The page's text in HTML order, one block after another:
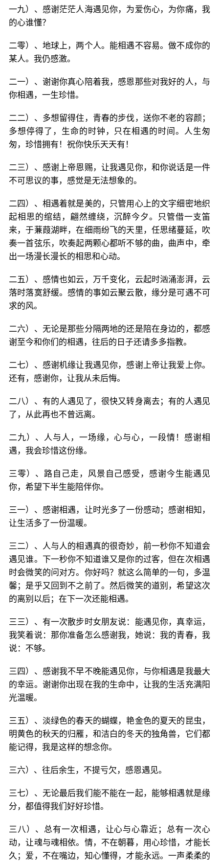
一九）、感谢茫茫人海遇见你，为爱伤心，为你痛，我
的心谁懂？
二零）、地球上，两个人。能相遇不容易。做不成你的
某人。我仍感激。
二一）、谢谢你真心陪着我，感恩那些对我好的人，与
你相遇，一生珍惜。
二二）、多想留得住，青春的步伐，送你不老的容颜；
多想停得了，生命的时钟，只在相遇的时间。人生匆
匆，珍惜拥有！祝你快乐天天有！
二三）、感谢上帝恩赐，让我遇见你，和你说话是一件
不可思议的事，感觉是无法想象的。
二四）、相遇着就是美的，只管用心上的文字细密地织
起相思的绾结，翩然缠绕，沉醉今夕。只管借一支笛
来，于蒹葭湖畔，在细雨纷飞的天里，任思绪蔓延，吹
奏一首弦乐，吹奏起两颗心都听不够的曲，曲声中，牵
出一场漫长漫长的相思和心动。
二五）、感情也如云，万千变化，云起时汹涌澎湃，云
落时落寞舒缓。感情的事如云聚云散，缘分是可遇不可
求的风。
二六）、无论是那些分隔两地的还是陪在身边的，都感
谢至今和你们的相遇，往后的日子还请多多指教。
二七）、感谢机缘让我遇见你，感谢上帝让我爱上你。
还有，感谢你，让我从未后悔。
二八）、有的人遇见了，很快又转身离去；有的人遇见
了，从此再也不曾远离。
二九）、人与人，一场缘，心与心，一段情！感谢相
遇，我会珍惜这份缘。
三零）、路自己走，风景自己感受，感谢今生能遇见
你，希望下半生能陪伴你。
三一）、感谢相遇，让时光多了一份感动；感谢相知，
让生活多了一份温暖。
三二）、人与人的相遇真的很奇妙，前一秒你不知道会
遇见谁。下一秒你不知道谁又是你的过客，但在次相遇
时会微笑的问对方。你好吗？就这么简单的一句，多温
馨；是乎又回到不之前了。然后微笑的道别，希望这次
的离别以后；在下一次还能相遇。
三三）、有一次散步时女朋友说：能遇见你，真幸运，
我笑着说：那你准备怎么感谢我，她说：我的青春，我
说：不够。
三四）、感谢我不早不晚能遇见你，与你相遇是我最大
的幸运。谢谢你出现在我的生命中，让我的生活充满阳
光温暖。
三五）、淡绿色的春天的蝴蝶，艳金色的夏天的昆虫，
明黄色的秋天的归雁，和洁白的冬天的独角兽，它们都
能记得，我是这样的想念你。
三六）、往后余生，不提亏欠，感恩遇见。
三七）、无论最后我们能不能在一起，能够相遇就是缘
分，都值得我们好好珍惜。
三八）、总有一次相遇，让心与心靠近；总有一次心
动，让魂与魂相依。情，不在朝暮，用心珍惜，才能长
久；爱，不在嘴边，知心懂得，才能永远。一声柔柔的